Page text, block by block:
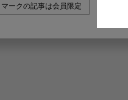
マークの記事は会員限定